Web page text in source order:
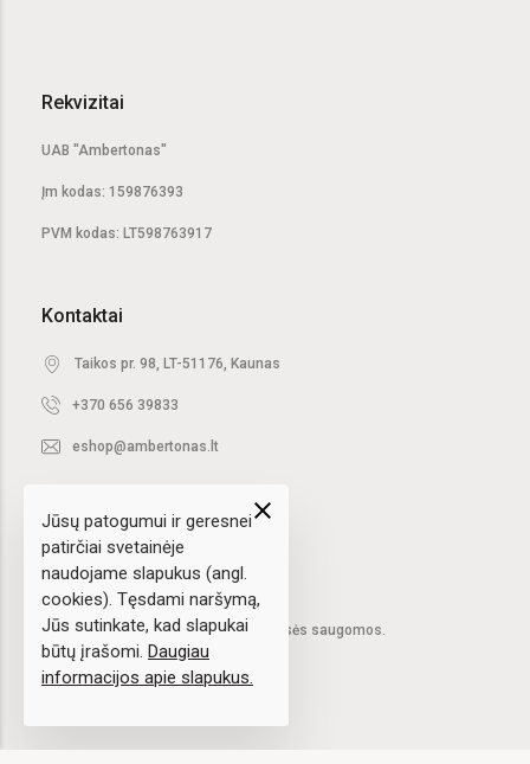
Jūsų patogumui ir geresnei
patirčiai svetainėje
naudojame slapukus (angl.
cookies). Tęsdami naršymą,
Jūs sutinkate, kad slapukai
būtų įrašomi. Daugiau
informacijos apie slapukus.
close
Rekvizitai
UAB "Ambertonas"
Įm kodas: 159876393
PVM kodas: LT598763917
Kontaktai
Taikos pr. 98, LT-51176, Kaunas
+370 656 39833
eshop@ambertonas.lt
2020 © UAB "Ambertonas". Visos teisės saugomos.